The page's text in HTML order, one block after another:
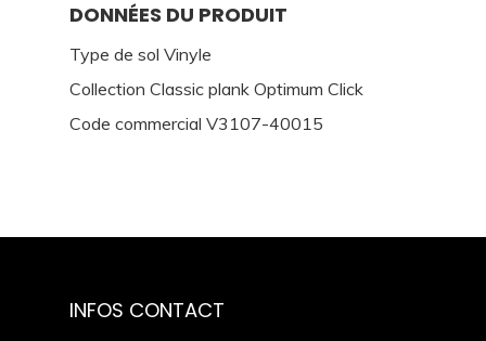
DONNÉES DU PRODUIT
Type de sol Vinyle
Collection Classic plank Optimum Click
Code commercial V3107-40015
INFOS CONTACT